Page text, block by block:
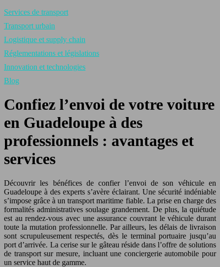
Services de transport
Transport urbain
Logistique et supply chain
Réglementations et législations
Innovation et technologies
Blog
Confiez l’envoi de votre voiture
en Guadeloupe à des
professionnels : avantages et
services
Découvrir les bénéfices de confier l’envoi de son véhicule en
Guadeloupe à des experts s’avère éclairant. Une sécurité indéniable
s’impose grâce à un transport maritime fiable. La prise en charge des
formalités administratives soulage grandement. De plus, la quiétude
est au rendez-vous avec une assurance couvrant le véhicule durant
toute la mutation professionnelle. Par ailleurs, les délais de livraison
sont scrupuleusement respectés, dès le terminal portuaire jusqu’au
port d’arrivée. La cerise sur le gâteau réside dans l’offre de solutions
de transport sur mesure, incluant une conciergerie automobile pour
un service haut de gamme.